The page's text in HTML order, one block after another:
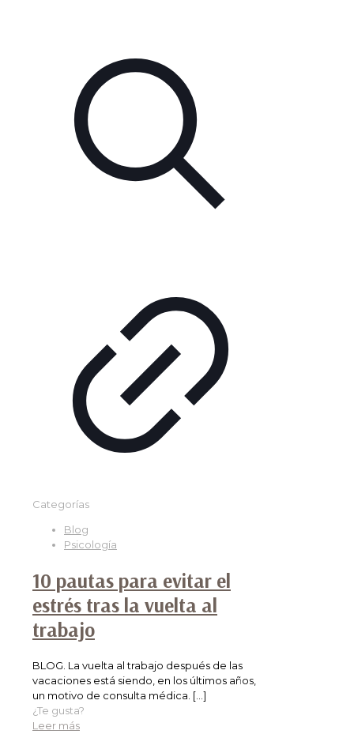
Categorías
Blog
Psicología
10 pautas para evitar el
estrés tras la vuelta al
trabajo
BLOG. La vuelta al trabajo después de las
vacaciones está siendo, en los últimos años,
un motivo de consulta médica. […]
¿Te gusta?
Leer más